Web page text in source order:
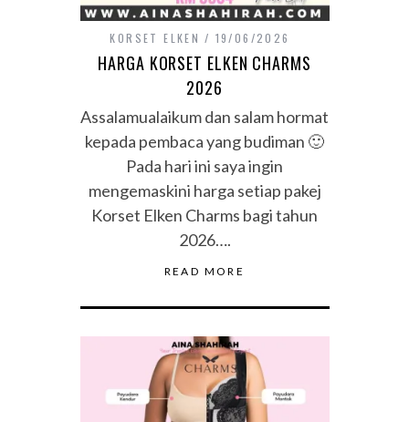
KORSET ELKEN 19/06/2026
HARGA KORSET ELKEN CHARMS
2026
Assalamualaikum dan salam hormat
kepada pembaca yang budiman 🙂
Pada hari ini saya ingin
mengemaskini harga setiap pakej
Korset Elken Charms bagi tahun
2026….
READ MORE